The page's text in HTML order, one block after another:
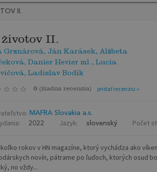
II.
II.
Grznárová, Ján Karásek, Alžbeta
Danier Hevier ml., Lucia
Ladislav Bodík
0 (žiadna recenzia) pridať recenziu »
MAFRA Slovakia a.s.
2022 Jazyk: slovenský Počet
rokov v HN magazíne, ktorý vychádza ako
novín, pátrame po ľuďoch, ktorých osud
no vždy...